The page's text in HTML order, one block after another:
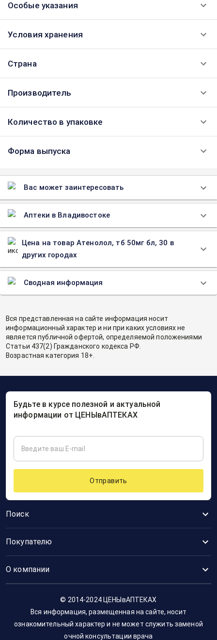
Особые указания
Условия хранения
Страна
Производитель
Количество в упаковке
Форма выпуска
Вас может заинтересовать
Аптеки в Владивостоке
Цена на товар Атенолол, тб 50мг бл, 30 в
других городах
Сводная информация
Вся представленная на сайте информация носит
информационный характер и ни при каких условиях не
является публичной офертой, определяемой положениями
Статьи 437(2) Гражданского кодекса РФ.
Возрастная категория 18+.
Поиск
Покупателю
О компании
Будьте в курсе полезной и актуальной
информации от ЦЕНЫвАПТЕКАХ
Отправить
© 2014-2024 ЦЕНЫвАПТЕКАХ
Вся информация, размещенная на сайте, носит
ознакомительный характер и не может служить заменой
очной консультации врача